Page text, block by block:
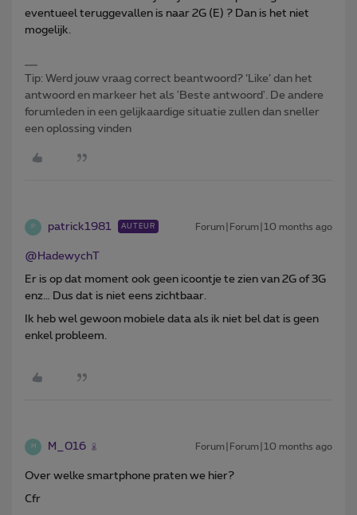
eventueel teruggevallen is naar 2G (E) ? Dan is het niet
mogelijk.
Tip: Werd jouw vraag correct beantwoord? ‘Like’ dan het
antwoord en markeer het als 'Beste antwoord'. De andere
forumleden in een gelijkaardige situatie zullen dan sneller
een oplossing vinden
P patrick1981 AUTEUR Forum|Forum|10 months ago
@HadewychT
Er is op dat moment ook geen icoontje te zien van 2G of 3G
enz… Dus dat is niet eens zichtbaar.
Ik heb wel gewoon mobiele data als ik niet bel dat is geen
enkel probleem.
M M_016 Forum|Forum|10 months ago
Over welke smartphone praten we hier?
Cfr